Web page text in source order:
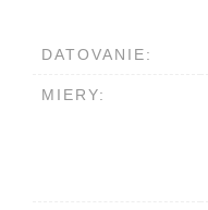
DATOVANIE:
MIERY: